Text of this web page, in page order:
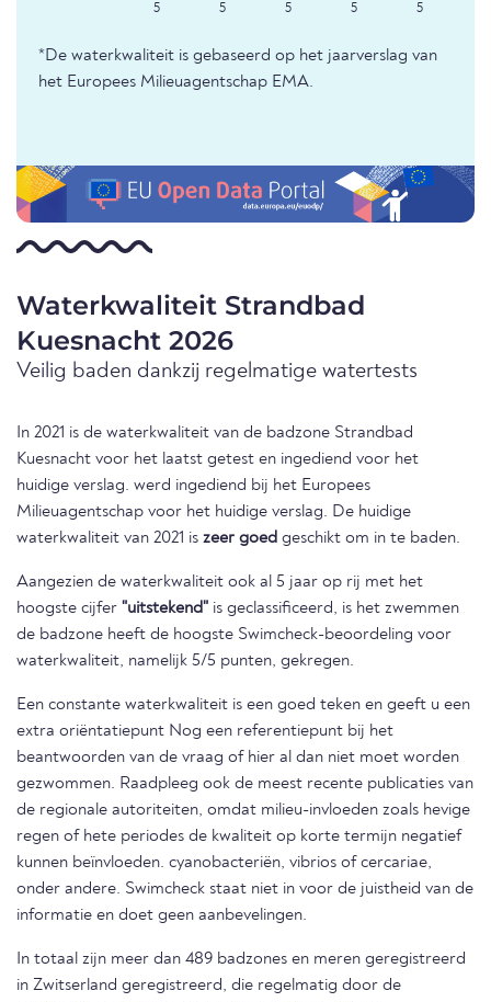
5 5 5 5 5
*De waterkwaliteit is gebaseerd op het jaarverslag van
het Europees Milieuagentschap EMA.
Waterkwaliteit Strandbad
Kuesnacht 2026
Veilig baden dankzij regelmatige watertests
In 2021 is de waterkwaliteit van de badzone Strandbad
Kuesnacht voor het laatst getest en ingediend voor het
huidige verslag. werd ingediend bij het Europees
Milieuagentschap voor het huidige verslag. De huidige
waterkwaliteit van 2021 is zeer goed geschikt om in te baden.
Aangezien de waterkwaliteit ook al 5 jaar op rij met het
hoogste cijfer "uitstekend" is geclassificeerd, is het zwemmen
de badzone heeft de hoogste Swimcheck-beoordeling voor
waterkwaliteit, namelijk 5/5 punten, gekregen.
Een constante waterkwaliteit is een goed teken en geeft u een
extra oriëntatiepunt Nog een referentiepunt bij het
beantwoorden van de vraag of hier al dan niet moet worden
gezwommen. Raadpleeg ook de meest recente publicaties van
de regionale autoriteiten, omdat milieu-invloeden zoals hevige
regen of hete periodes de kwaliteit op korte termijn negatief
kunnen beïnvloeden. cyanobacteriën, vibrios of cercariae,
onder andere. Swimcheck staat niet in voor de juistheid van de
informatie en doet geen aanbevelingen.
In totaal zijn meer dan 489 badzones en meren geregistreerd
in Zwitserland geregistreerd, die regelmatig door de